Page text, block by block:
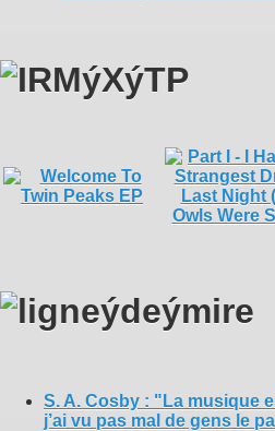
S. A. Cosby : "La musique
j’ai vu pas mal de gens le